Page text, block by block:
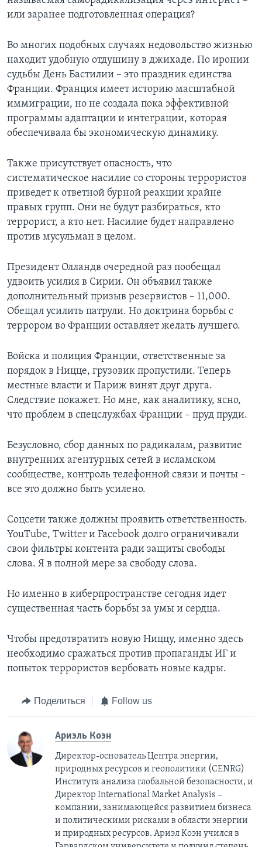
или заранее подготовленная операция?
Во многих подобных случаях недовольство жизнью
находит удобную отдушину в джихаде. По иронии
судьбы День Бастилии – это праздник единства
Франции. Франция имеет историю масштабной
иммиграции, но не создала пока эффективной
программы адаптации и интеграции, которая
обеспечивала бы экономическую динамику.
Также присутствует опасность, что
систематическое насилие со стороны террористов
приведет к ответной бурной реакции крайне
правых групп. Они не будут разбираться, кто
террорист, а кто нет. Насилие будет направлено
против мусульман в целом.
Президент Олландв очередной раз пообещал
удвоить усилия в Сирии. Он объявил также
дополнительный призыв резервистов – 11,000.
Обещал усилить патрули. Но доктрина борьбы с
террором во Франции оставляет желать лучшего.
Войска и полиция Франции, ответственные за
порядок в Ницце, грузовик пропустили. Теперь
местные власти и Париж винят друг друга.
Следствие покажет. Но мне, как аналитику, ясно,
что проблем в спецслужбах Франции – пруд пруди.
Безусловно, сбор данных по радикалам, развитие
внутренних агентурных сетей в исламском
сообществе, контроль телефонной связи и почты –
все это должно быть усилено.
Соцсети также должны проявить ответственность.
YouTube, Twitter и Facebook долго ограничивали
свои фильтры контента ради защиты свободы
слова. Я в полной мере за свободу слова.
Но именно в киберпространстве сегодня идет
существенная часть борьбы за умы и сердца.
Чтобы предотвратить новую Ниццу, именно здесь
необходимо сражаться против пропаганды ИГ и
попыток террористов вербовать новые кадры.
Поделиться Follow us
Ариэль Коэн
Директор-основатель Центра энергии,
природных ресурсов и геополитики (CENRG)
Института анализа глобальной безопасности, и
Директор International Market Analysis –
компании, занимающейся развитием бизнеса
и политическими рисками в области энергии
и природных ресурсов. Ариэл Kоэн учился в